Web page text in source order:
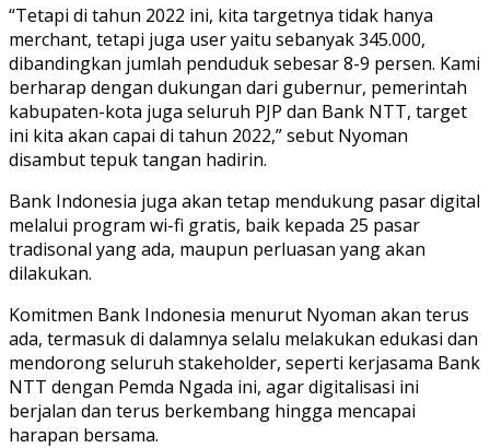
“Tetapi di tahun 2022 ini, kita targetnya tidak hanya
merchant, tetapi juga user yaitu sebanyak 345.000,
dibandingkan jumlah penduduk sebesar 8-9 persen. Kami
berharap dengan dukungan dari gubernur, pemerintah
kabupaten-kota juga seluruh PJP dan Bank NTT, target
ini kita akan capai di tahun 2022,” sebut Nyoman
disambut tepuk tangan hadirin.
Bank Indonesia juga akan tetap mendukung pasar digital
melalui program wi-fi gratis, baik kepada 25 pasar
tradisonal yang ada, maupun perluasan yang akan
dilakukan.
Komitmen Bank Indonesia menurut Nyoman akan terus
ada, termasuk di dalamnya selalu melakukan edukasi dan
mendorong seluruh stakeholder, seperti kerjasama Bank
NTT dengan Pemda Ngada ini, agar digitalisasi ini
berjalan dan terus berkembang hingga mencapai
harapan bersama.